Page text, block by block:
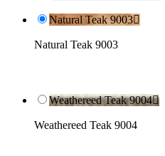
Natural Teak 9003
Natural Teak 9003
Weathereed Teak 9004
Weathereed Teak 9004